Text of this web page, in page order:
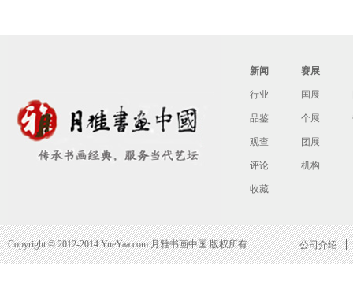
新闻
行业
品鉴
观查
评论
收藏
赛展
国展
个展
团展
机构
Copyright © 2012-2014 YueYaa.com 月雅书画中国 版权所有 公司介绍